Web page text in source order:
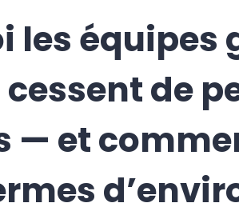
les équipes
de
— et